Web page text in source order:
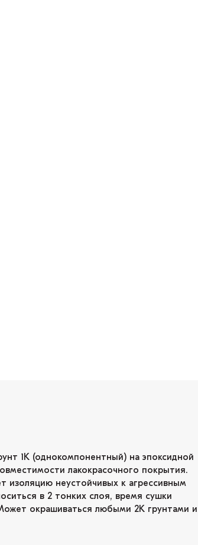
1К (однокомпонентный) на эпоксидной
лакокрасочного покрытия.
изоляцию неустойчивых к агрессивным
в 2 тонких слоя, время сушки
окрашиваться любыми 2К грунтами и